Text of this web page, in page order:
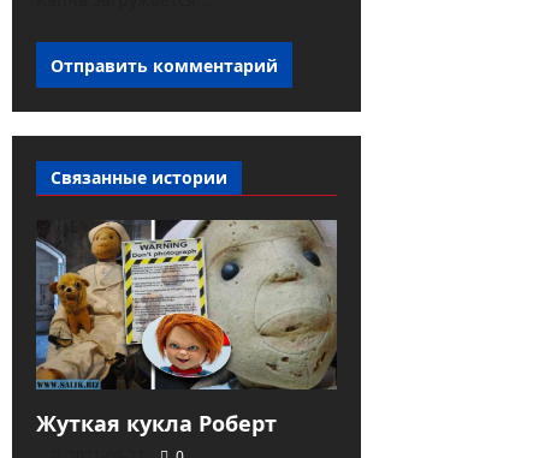
Связанные истории
Жуткая кукла Роберт